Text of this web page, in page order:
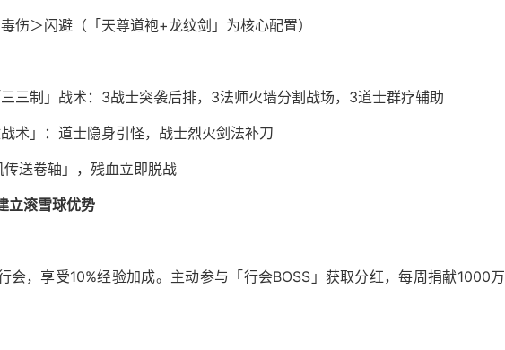
伤＞闪避（「天尊道袍+龙纹剑」为核心配置）
三制」战术：3战士突袭后排，3法师火墙分割战场，3道士群疗辅助
术」：道士隐身引怪，战士烈火剑法补刀
送卷轴」，残血立即脱战
立滚雪球优势
会，享受10%经验加成。主动参与「行会BOSS」获取分红，每周捐献1000万